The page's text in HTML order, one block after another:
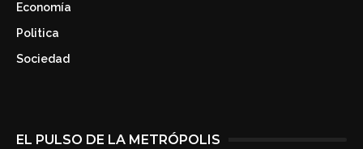
Economía
Politica
Sociedad
EL PULSO DE LA METRÓPOLIS